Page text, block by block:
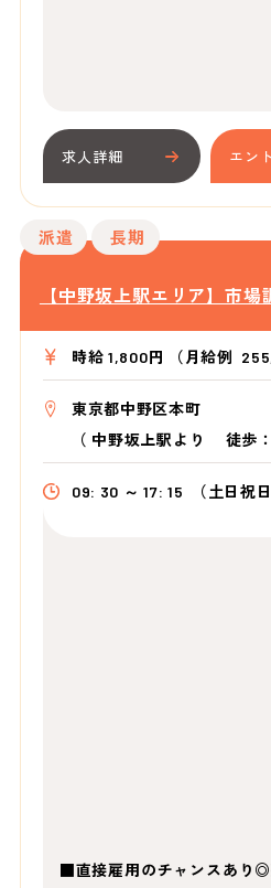
求人詳細 エン
派遣 長期
【中野坂上駅エリア】市
時給 1,800円 （月給例
東京都中野区本町
（ 中野坂上駅より 徒歩
09: 30 ～ 17: 15 （土日祝
■直接雇用のチャンスあり